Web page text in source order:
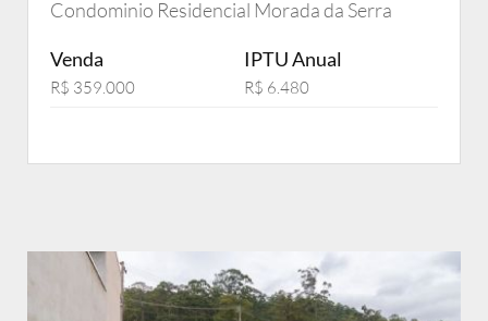
Condominio Residencial Morada da Serra
Venda
R$ 359.000
IPTU Anual
R$ 6.480